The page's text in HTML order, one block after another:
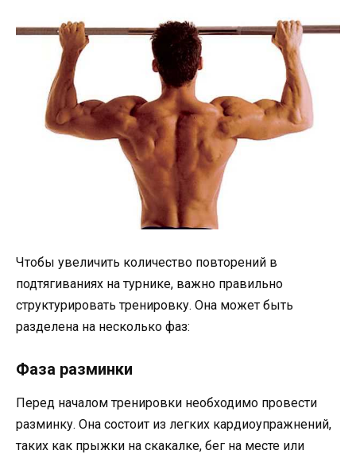
Чтобы увеличить количество повторений в
подтягиваниях на турнике, важно правильно
структурировать тренировку. Она может быть
разделена на несколько фаз:
Фаза разминки
Перед началом тренировки необходимо провести
разминку. Она состоит из легких кардиоупражнений,
таких как прыжки на скакалке, бег на месте или